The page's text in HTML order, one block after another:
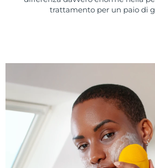
trattamento per un paio di